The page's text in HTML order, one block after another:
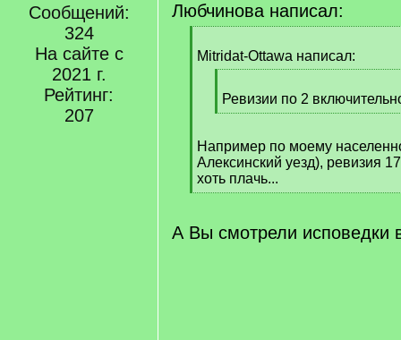
Сообщений:
324
На сайте с
2021 г.
Рейтинг:
207
Любчинова написал:
q
Mitridat-Ottawa написал:
q
]
Ревизии по 2
[
q
]
Например по моему
Алексинский уезд), ревизия
хоть плачь...
[
q
]
А Вы смотрели исповедки